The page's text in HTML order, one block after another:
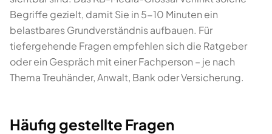
Begriffe gezielt, damit Sie in 5-10 Minuten ein
belastbares Grundverständnis aufbauen. Für
tiefergehende Fragen empfehlen sich die Ratgeber
oder ein Gespräch mit einer Fachperson – je nach
Thema Treuhänder, Anwalt, Bank oder Versicherung.
Häufig gestellte Fragen